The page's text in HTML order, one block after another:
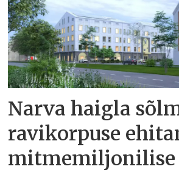
Narva haigla
ravikorpuse
mitmemiljonilise